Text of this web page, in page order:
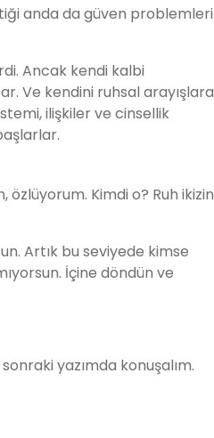
anda da güven problemleri
Ancak kendi kalbi
Ve kendini ruhsal arayışlara
ilişkiler ve cinsellik
Kimdi o? Ruh ikizin
Artık bu seviyede kimse
İçine döndün ve
yazımda konuşalım.